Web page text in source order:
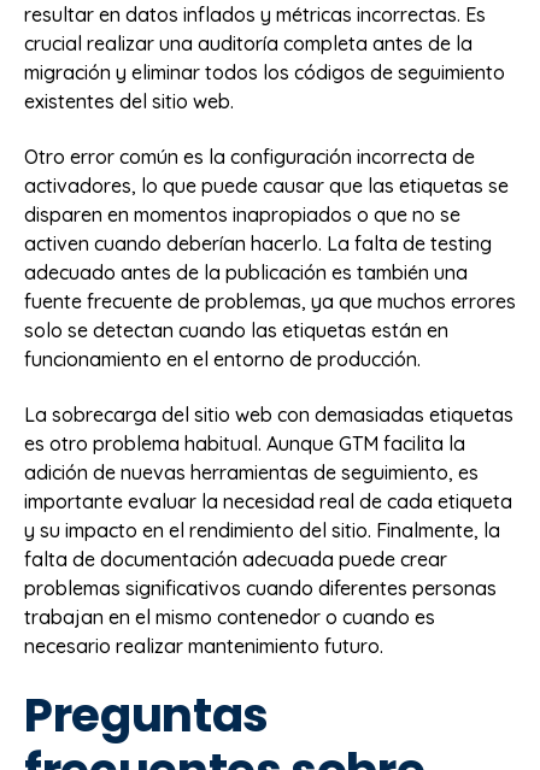
resultar en datos inflados y métricas incorrectas. Es
crucial realizar una auditoría completa antes de la
migración y eliminar todos los códigos de seguimiento
existentes del sitio web.
Otro error común es la configuración incorrecta de
activadores, lo que puede causar que las etiquetas se
disparen en momentos inapropiados o que no se
activen cuando deberían hacerlo. La falta de testing
adecuado antes de la publicación es también una
fuente frecuente de problemas, ya que muchos errores
solo se detectan cuando las etiquetas están en
funcionamiento en el entorno de producción.
La sobrecarga del sitio web con demasiadas etiquetas
es otro problema habitual. Aunque GTM facilita la
adición de nuevas herramientas de seguimiento, es
importante evaluar la necesidad real de cada etiqueta
y su impacto en el rendimiento del sitio. Finalmente, la
falta de documentación adecuada puede crear
problemas significativos cuando diferentes personas
trabajan en el mismo contenedor o cuando es
necesario realizar mantenimiento futuro.
Preguntas